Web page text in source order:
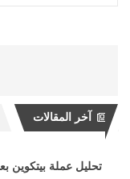
آخر المقالات
تحليل عملة بيتكوين بعد